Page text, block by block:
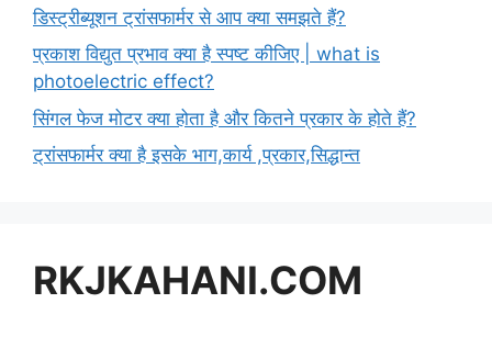
डिस्ट्रीब्यूशन ट्रांसफार्मर से आप क्या समझते हैं?
प्रकाश विद्युत प्रभाव क्या है स्पष्ट कीजिए | what is
photoelectric effect?
सिंगल फेज मोटर क्या होता है और कितने प्रकार के होते हैं?
ट्रांसफार्मर क्या है इसके भाग,कार्य ,प्रकार,सिद्धान्त
RKJKAHANI.COM